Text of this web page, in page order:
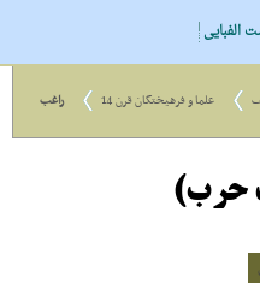
الفبایی
علما و فرهیختگان قرن 14
راغب
حرب)